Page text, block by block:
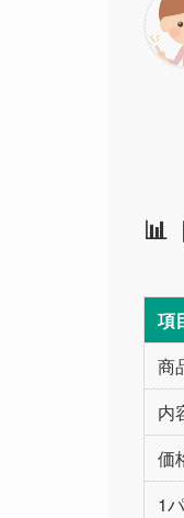
📊
項
商
内
価
1